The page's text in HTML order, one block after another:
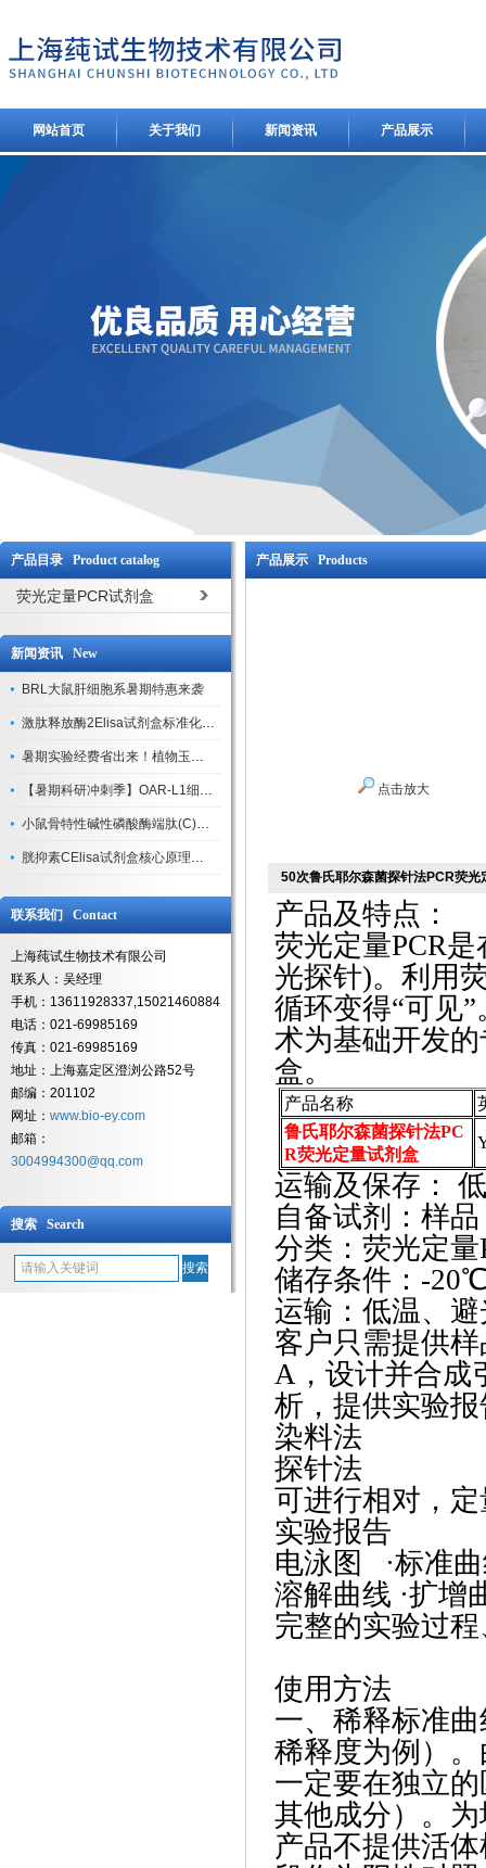
网站首页 关于我们 新闻资讯 产品展示
产品目录 Product catalog
荧光定量PCR试剂盒
新闻资讯 New
BRL大鼠肝细胞系暑期特惠来袭
激肽释放酶2Elisa试剂盒标准化实验操作与质控体系解析
暑期实验经费省出来！植物玉米索核苷（ZR ）elisa酶联免疫试剂盒
【暑期科研冲刺季】OAR-L1细胞专用培养基特惠，助力实验高效突破
小鼠骨特性碱性磷酸酶端肽(C)elisa试剂盒大促，骨科研人速囤
胱抑素CElisa试剂盒核心原理、产品特性与全流程操作规范详解
联系我们 Contact
上海莼试生物技术有限公司
联系人：吴经理
手机：13611928337,15021460884
电话：021-69985169
传真：021-69985169
地址：上海嘉定区澄浏公路52号
邮编：201102
网址： www.bio-ey.com
邮箱：
3004994300@qq.com
搜索 Search
产品展示 Products
点击放大
50次鲁氏耶尔森菌探针法PCR荧光
产品及特点：
荧光定量PCR
光探针)。利用
循环变得“可见
术为基础开发
盒。
产品名称
鲁氏耶尔森菌探针法PC
R荧光定量试剂盒
运输及保存：
自备试剂：样品
分类：荧光定量
储存条件： -
运输：低温、
客户只需提供
A，设计并合成
析，提供实验
染料法
探针法
可进行相对，
实验报告
电泳图
·标准
溶解曲线 ·扩增
完整的实验过
使用方法
一、稀释标准
稀释度为例）
一定要在独立
其他成分）。
产品不提供活